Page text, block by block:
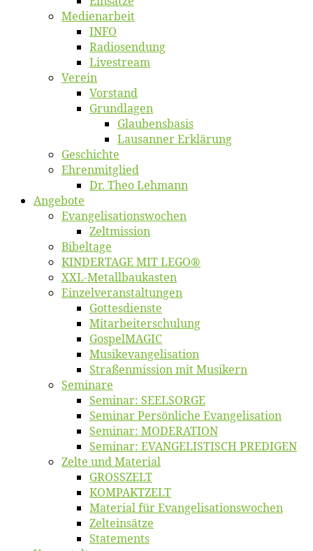
Me­di­en­ar­beit
INFO
Ra­dio­sen­dung
Live­stream
Ver­ein
Vor­stand
Grund­la­gen
Glaubens­ba­sis
Lausan­ner Erklärung
Ge­schich­te
Eh­ren­mit­glied
Dr. Theo Lehmann
An­ge­bo­te
Evangelisa­tions­wo­chen
Zelt­mis­si­on
Bi­bel­ta­ge
KINDERTAGE MIT LEGO®
XXL-Me­­tal­l­­bau­­kas­­ten
Einzelver­an­stal­tungen
Got­tes­diens­te
Mitarbeiter­schulung
Gos­pel­MA­GIC
Musikevan­ge­li­sa­tion
Straßenmis­sion mit Musikern
Se­mi­na­re
Se­mi­nar: SEELSORGE
Se­mi­nar Per­sön­li­che Evangelisation
Se­mi­nar: MODERATION
Se­mi­nar: EVANGELISTISCH PREDIGEN
Zel­te und Material
GROSSZELT
KOMPAKTZELT
Ma­te­ri­al für Evangelisationswochen
Zelt­ein­sät­ze
State­ments